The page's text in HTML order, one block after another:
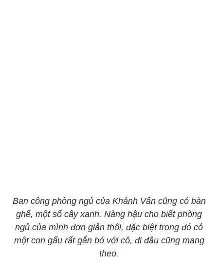
Ban công phòng ngủ của Khánh Vân cũng có bàn
ghế, một số cây xanh. Nàng hậu cho biết phòng
ngủ của mình đơn giản thôi, đặc biệt trong đó có
một con gấu rất gắn bó với cô, đi đâu cũng mang
theo.